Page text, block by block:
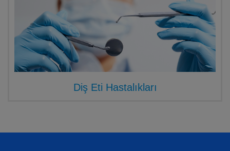
Diş Eti Hastalıkları